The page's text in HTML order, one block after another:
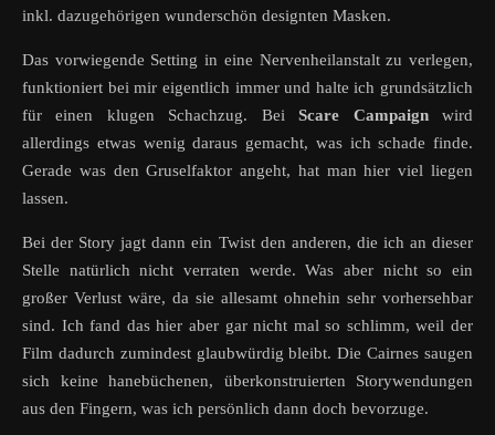
inkl. dazugehörigen wunderschön designten Masken.
Das vorwiegende Setting in eine Nervenheilanstalt zu verlegen,
funktioniert bei mir eigentlich immer und halte ich grundsätzlich
für einen klugen Schachzug. BeiScare Campaignwird
allerdings etwas wenig daraus gemacht, was ich schade finde.
Gerade was den Gruselfaktor angeht, hat man hier viel liegen
lassen.
Bei der Story jagt dann ein Twist den anderen, die ich an dieser
Stelle natürlich nicht verraten werde. Was aber nicht so ein
großer Verlust wäre, da sie allesamt ohnehin sehr vorhersehbar
sind. Ich fand das hier aber gar nicht mal so schlimm, weil der
Film dadurch zumindest glaubwürdig bleibt. Die Cairnes saugen
sich keine hanebüchenen, überkonstruierten Storywendungen
aus den Fingern, was ich persönlich dann doch bevorzuge.